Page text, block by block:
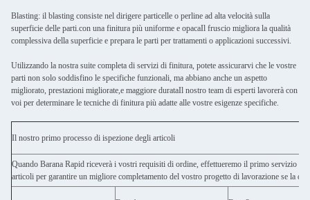
Blasting: il blasting consiste nel dirigere particelle o perline ad alta velocità sulla
superficie delle parti.con una finitura più uniforme e opacaIl fruscio migliora la qualità
complessiva della superficie e prepara le parti per trattamenti o applicazioni successivi.
Utilizzando la nostra suite completa di servizi di finitura, potete assicurarvi che le vostre
parti non solo soddisfino le specifiche funzionali, ma abbiano anche un aspetto
migliorato, prestazioni migliorate,e maggiore durataIl nostro team di esperti lavorerà con
voi per determinare le tecniche di finitura più adatte alle vostre esigenze specifiche.
Il nostro primo processo di ispezione degli articoli
Quando Barana Rapid riceverà i vostri requisiti di ordine, effettueremo il primo servizio
articoli per garantire un migliore completamento del vostro progetto di lavorazione se la